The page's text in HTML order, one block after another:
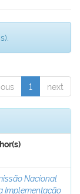
1 next
Nacional
Implementação